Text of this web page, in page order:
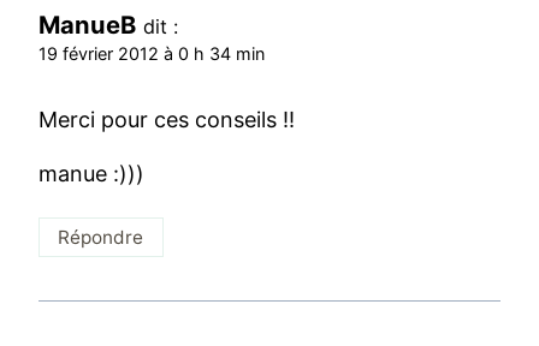
ManueB dit :
19 février 2012 à 0 h 34 min
Merci pour ces conseils !!
manue :)))
Répondre